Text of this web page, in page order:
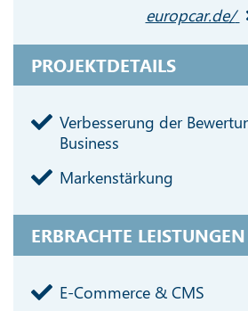
europcar.de/
PROJEKTDETAILS
Verbesserung der
Business
Markenstärkung
ERBRACHTE LEISTUNGEN
E-Commerce & CMS